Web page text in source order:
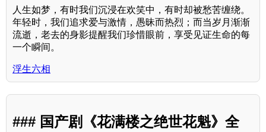
人生如梦，有时我们沉浸在欢笑中，有时却被愁苦缠绕。
年轻时，我们追求爱与激情，愚昧而热烈；而当岁月渐渐
流逝，老去的身影提醒我们珍惜眼前，享受见证生命的每
一个瞬间。
浮生六相
### 国产剧《花满楼之绝世花魁》全